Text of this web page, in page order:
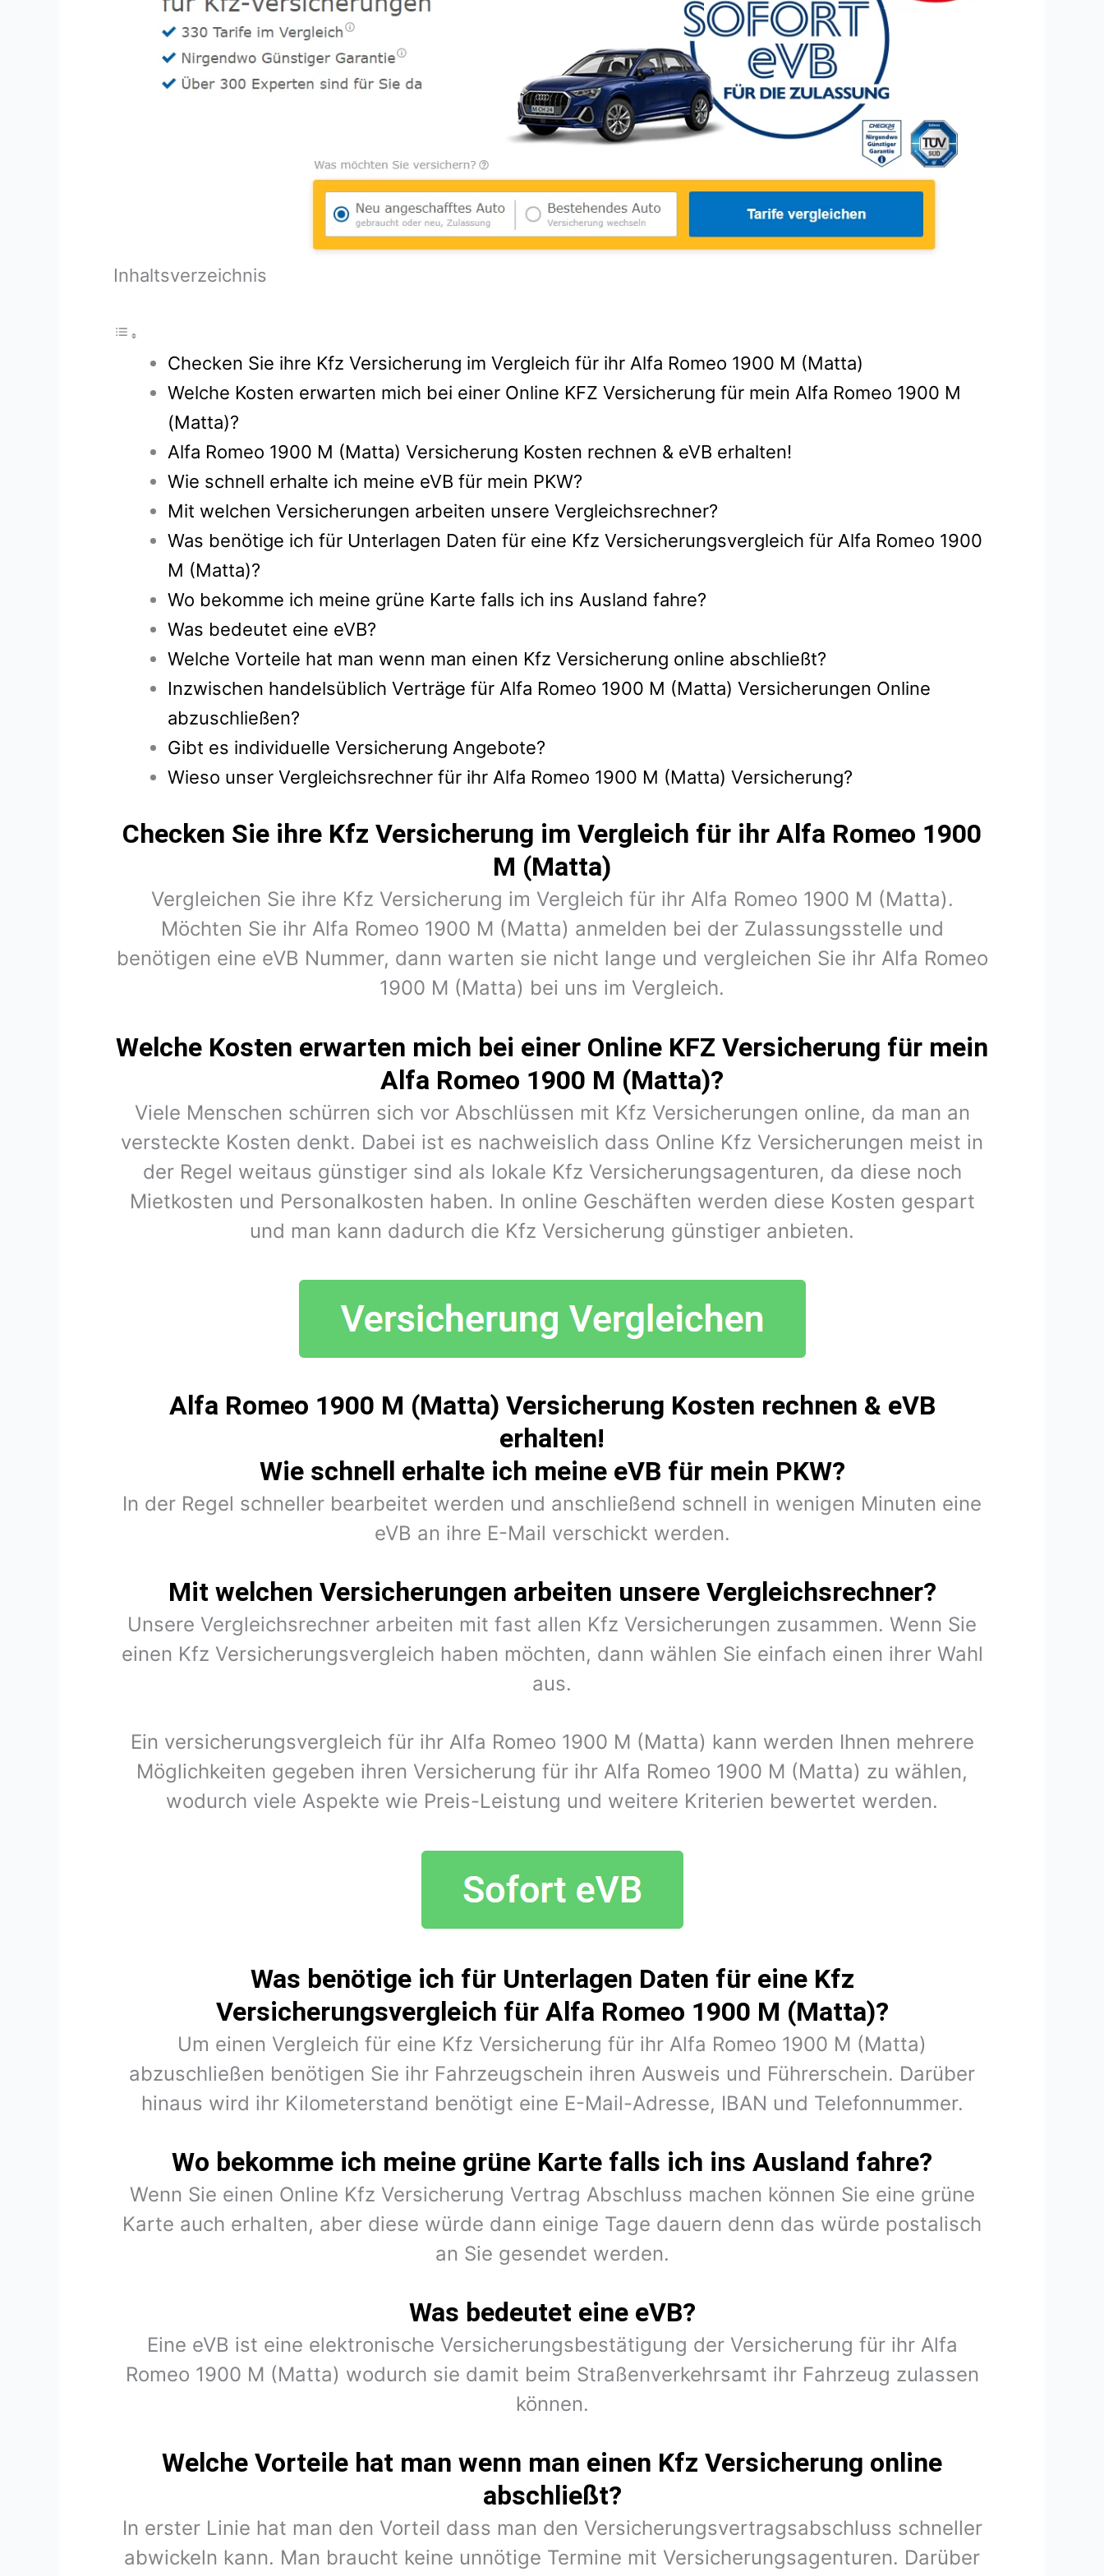
Inhaltsverzeichnis
Checken Sie ihre Kfz Versicherung im Vergleich für ihr Alfa Romeo 1900 M (Matta)
Welche Kosten erwarten mich bei einer Online KFZ Versicherung für mein Alfa Romeo 1900 M
(Matta)?
Alfa Romeo 1900 M (Matta) Versicherung Kosten rechnen & eVB erhalten!
Wie schnell erhalte ich meine eVB für mein PKW?
Mit welchen Versicherungen arbeiten unsere Vergleichsrechner?
Was benötige ich für Unterlagen Daten für eine Kfz Versicherungsvergleich für Alfa Romeo 1900
M (Matta)?
Wo bekomme ich meine grüne Karte falls ich ins Ausland fahre?
Was bedeutet eine eVB?
Welche Vorteile hat man wenn man einen Kfz Versicherung online abschließt?
Inzwischen handelsüblich Verträge für Alfa Romeo 1900 M (Matta) Versicherungen Online
abzuschließen?
Gibt es individuelle Versicherung Angebote?
Wieso unser Vergleichsrechner für ihr Alfa Romeo 1900 M (Matta) Versicherung?
Checken Sie ihre Kfz Versicherung im Vergleich für ihr Alfa Romeo 1900
M (Matta)
Vergleichen Sie ihre Kfz Versicherung im Vergleich für ihr Alfa Romeo 1900 M (Matta).
Möchten Sie ihr Alfa Romeo 1900 M (Matta) anmelden bei der Zulassungsstelle und
benötigen eine eVB Nummer, dann warten sie nicht lange und vergleichen Sie ihr Alfa Romeo
1900 M (Matta) bei uns im Vergleich.
Welche Kosten erwarten mich bei einer Online KFZ Versicherung für mein
Alfa Romeo 1900 M (Matta)?
Viele Menschen schürren sich vor Abschlüssen mit Kfz Versicherungen online, da man an
versteckte Kosten denkt. Dabei ist es nachweislich dass Online Kfz Versicherungen meist in
der Regel weitaus günstiger sind als lokale Kfz Versicherungsagenturen, da diese noch
Mietkosten und Personalkosten haben. In online Geschäften werden diese Kosten gespart
und man kann dadurch die Kfz Versicherung günstiger anbieten.
Alfa Romeo 1900 M (Matta) Versicherung Kosten rechnen & eVB
erhalten!
Wie schnell erhalte ich meine eVB für mein PKW?
In der Regel schneller bearbeitet werden und anschließend schnell in wenigen Minuten eine
eVB an ihre E-Mail verschickt werden.
Mit welchen Versicherungen arbeiten unsere Vergleichsrechner?
Unsere Vergleichsrechner arbeiten mit fast allen Kfz Versicherungen zusammen. Wenn Sie
einen Kfz Versicherungsvergleich haben möchten, dann wählen Sie einfach einen ihrer Wahl
aus.
Ein versicherungsvergleich für ihr Alfa Romeo 1900 M (Matta) kann werden Ihnen mehrere
Möglichkeiten gegeben ihren Versicherung für ihr Alfa Romeo 1900 M (Matta) zu wählen,
wodurch viele Aspekte wie Preis-Leistung und weitere Kriterien bewertet werden.
Was benötige ich für Unterlagen Daten für eine Kfz
Versicherungsvergleich für Alfa Romeo 1900 M (Matta)?
Um einen Vergleich für eine Kfz Versicherung für ihr Alfa Romeo 1900 M (Matta)
abzuschließen benötigen Sie ihr Fahrzeugschein ihren Ausweis und Führerschein. Darüber
hinaus wird ihr Kilometerstand benötigt eine E-Mail-Adresse, IBAN und Telefonnummer.
Wo bekomme ich meine grüne Karte falls ich ins Ausland fahre?
Wenn Sie einen Online Kfz Versicherung Vertrag Abschluss machen können Sie eine grüne
Karte auch erhalten, aber diese würde dann einige Tage dauern denn das würde postalisch
an Sie gesendet werden.
Was bedeutet eine eVB?
Eine eVB ist eine elektronische Versicherungsbestätigung der Versicherung für ihr Alfa
Romeo 1900 M (Matta) wodurch sie damit beim Straßenverkehrsamt ihr Fahrzeug zulassen
können.
Welche Vorteile hat man wenn man einen Kfz Versicherung online
abschließt?
In erster Linie hat man den Vorteil dass man den Versicherungsvertragsabschluss schneller
abwickeln kann. Man braucht keine unnötige Termine mit Versicherungsagenturen. Darüber